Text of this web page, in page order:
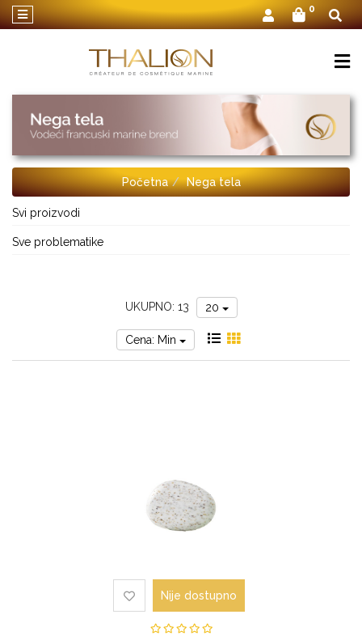
0
Početna Nega tela
Svi proizvodi
Sve problematike
UKUPNO: 13 20
Cena: Min
Nije dostupno